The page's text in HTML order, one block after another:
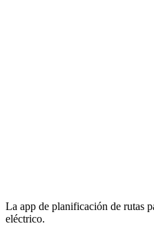
La app de planificación de rutas
eléctrico.